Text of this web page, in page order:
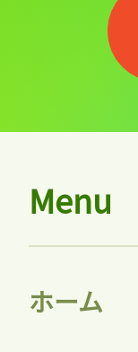
Menu
ホーム